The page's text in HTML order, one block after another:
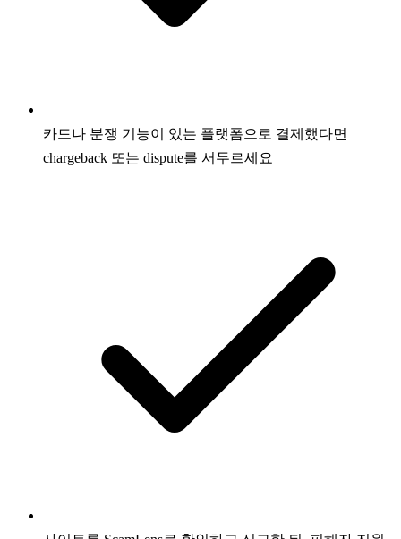
카드나 분쟁 기능이 있는 플랫폼으로 결제했다면
chargeback 또는 dispute를 서두르세요